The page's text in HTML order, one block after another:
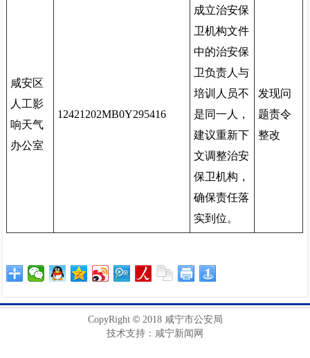
咸安区
人工影
响天气
办公室
12421202MB0Y295416
成立治安保
卫机构文件
中的治安保
卫负责人与
培训人员不
是同一人，
建议重新下
文调整治安
保卫机构，
确保责任落
实到位。
发现问
题责令
整改
CopyRight ©2018 咸宁市公安局
技术支持：咸宁新闻网